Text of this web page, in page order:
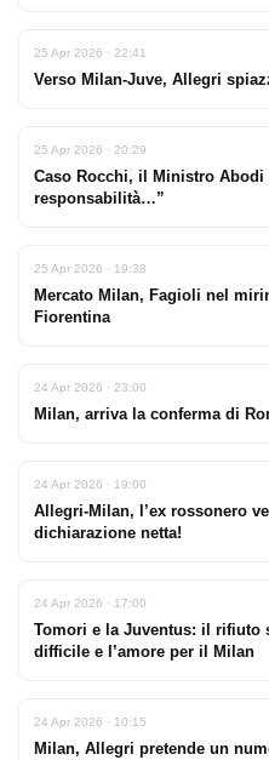
25 Apr 2026 · 22:41
Verso Milan-Juve, Allegri
25 Apr 2026 · 20:29
Caso Rocchi, il Ministro Abodi
responsabilità…”
25 Apr 2026 · 19:38
Mercato Milan, Fagioli nel
Fiorentina
24 Apr 2026 · 23:00
Milan, arriva la conferma di
24 Apr 2026 · 19:00
Allegri-Milan, l’ex rossonero
dichiarazione netta!
24 Apr 2026 · 17:00
Tomori e la Juventus: il rifiuto
difficile e l’amore per il Milan
24 Apr 2026 · 10:15
Milan, Allegri pretende un